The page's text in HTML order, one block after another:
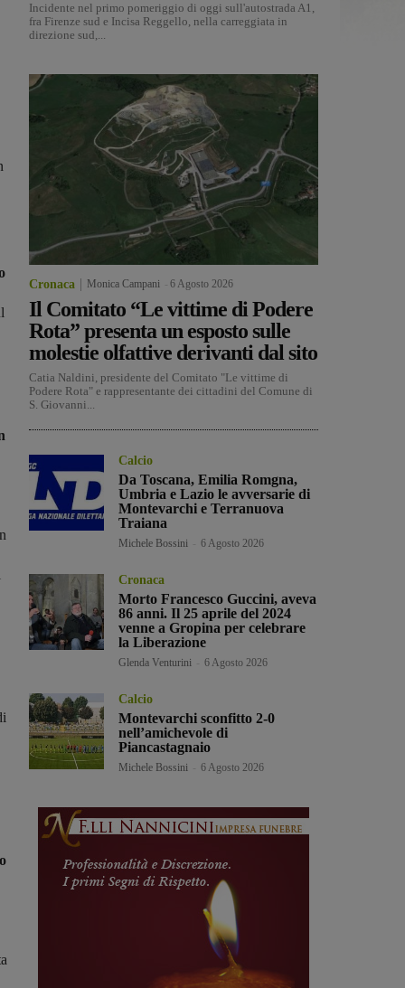
Incidente nel primo pomeriggio di oggi sull'autostrada A1,
fra Firenze sud e Incisa Reggello, nella carreggiata in
direzione sud,...
Cronaca Monica Campani 6 Agosto 2026
Il Comitato “Le vittime di Podere
Rota” presenta un esposto sulle
molestie olfattive derivanti dal sito
Catia Naldini, presidente del Comitato "Le vittime di
Podere Rota" e rappresentante dei cittadini del Comune di
S. Giovanni...
Calcio
Da Toscana, Emilia Romgna,
Umbria e Lazio le avversarie di
Montevarchi e Terranuova
Traiana
Michele Bossini 6 Agosto 2026
Cronaca
Morto Francesco Guccini, aveva
86 anni. Il 25 aprile del 2024
venne a Gropina per celebrare
la Liberazione
Glenda Venturini 6 Agosto 2026
Calcio
Montevarchi sconfitto 2-0
nell’amichevole di
Piancastagnaio
Michele Bossini 6 Agosto 2026